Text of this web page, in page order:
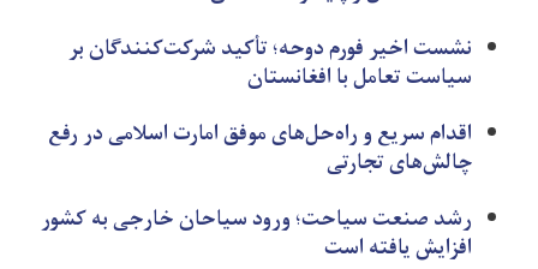
نشست اخیر فورم دوحه؛ تأکید شرکت‌کنندگان بر
سیاست تعامل با افغانستان
اقدام سریع و راه‌حل‌های موفق امارت اسلامی در رفع
چالش‌های تجارتی
رشد صنعت سیاحت؛ ورود سیاحان خارجی به کشور
افزایش یافته است